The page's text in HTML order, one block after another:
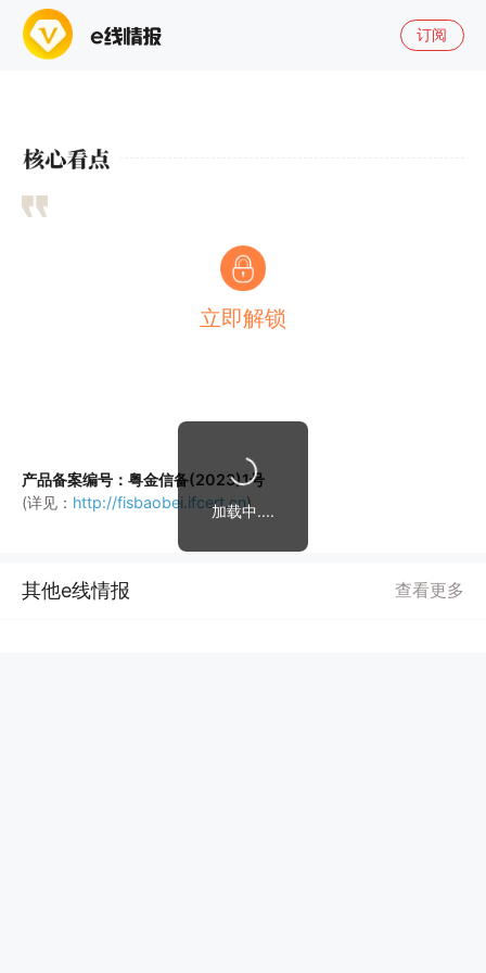
订阅
立即解锁
产品备案编号：粤金信备(2023)1号
(详见： http://fisbaobei.ifcert.cn)
其他e线情报 查看更多
加载中....